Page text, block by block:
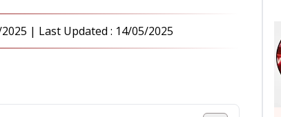
| Last Updated : 14/05/2025